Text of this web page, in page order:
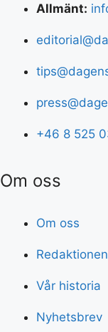
Allmänt:
+46 8 525
Om oss
Om oss
Redaktionen
Vår historia
Nyhetsbrev